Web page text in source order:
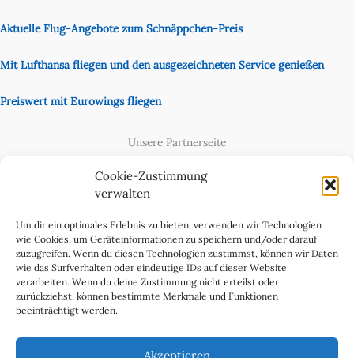
Cookie-Zustimmung
verwalten
Um dir ein optimales Erlebnis zu bieten, verwenden wir Technologien
wie Cookies, um Geräteinformationen zu speichern und/oder darauf
zuzugreifen. Wenn du diesen Technologien zustimmst, können wir Daten
wie das Surfverhalten oder eindeutige IDs auf dieser Website
verarbeiten. Wenn du deine Zustimmung nicht erteilst oder
zurückziehst, können bestimmte Merkmale und Funktionen
beeinträchtigt werden.
Akzeptieren
Aktuelle Flug-Angebote zum Schnäppchen-Preis
Mit Lufthansa fliegen und den ausgezeichneten Service genießen
Preiswert mit Eurowings fliegen
Unsere Partnerseite
Cookie-Richtlinie (EU)
Datenschutzerklärung